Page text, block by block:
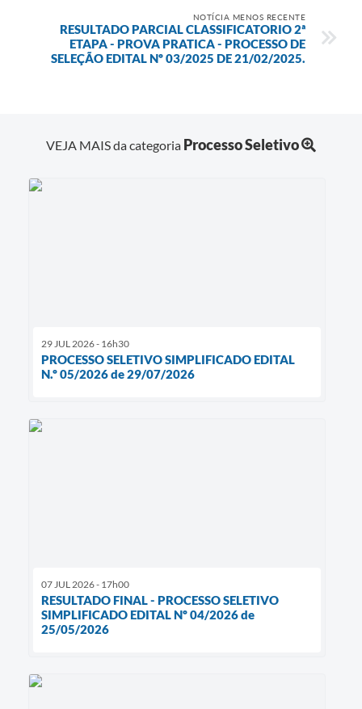
NOTÍCIA MENOS RECENTE
RESULTADO PARCIAL CLASSIFICATORIO 2ª
ETAPA - PROVA PRATICA - PROCESSO DE
SELEÇÃO EDITAL Nº 03/2025 DE 21/02/2025.
VEJA MAIS da categoria Processo Seletivo
29 JUL 2026 - 16h30
PROCESSO SELETIVO SIMPLIFICADO EDITAL
N.º 05/2026 de 29/07/2026
07 JUL 2026 - 17h00
RESULTADO FINAL - PROCESSO SELETIVO
SIMPLIFICADO EDITAL Nº 04/2026 de
25/05/2026